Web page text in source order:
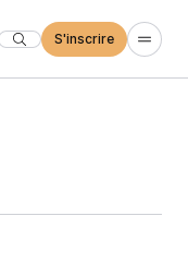
S'inscrire